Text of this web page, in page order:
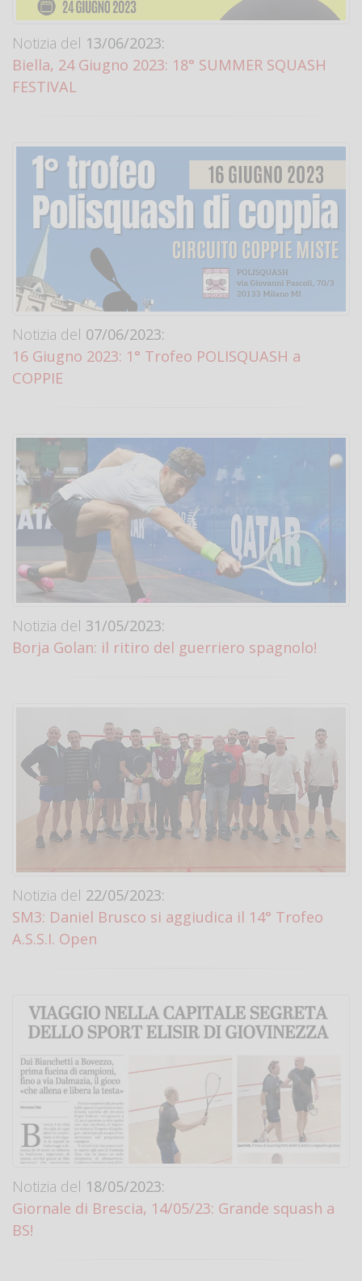
Notizia del 13/06/2023:
Biella, 24 Giugno 2023: 18° SUMMER SQUASH
FESTIVAL
Notizia del 07/06/2023:
16 Giugno 2023: 1° Trofeo POLISQUASH a
COPPIE
Notizia del 31/05/2023:
Borja Golan: il ritiro del guerriero spagnolo!
Notizia del 22/05/2023:
SM3: Daniel Brusco si aggiudica il 14° Trofeo
A.S.S.I. Open
Notizia del 18/05/2023:
Giornale di Brescia, 14/05/23: Grande squash a
BS!